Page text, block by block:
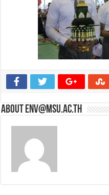
About env@msu.ac.th